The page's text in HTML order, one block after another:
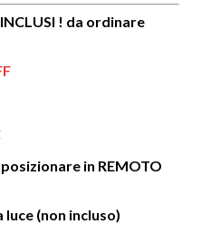
! da ordinare
in REMOTO
(non incluso)